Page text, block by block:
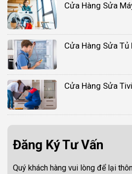
Cửa Hàng Sửa
Cửa Hàng Sửa Tủ
Cửa Hàng Sửa
Đăng Ký Tư Vấn
Quý khách hàng vui lòng để lại